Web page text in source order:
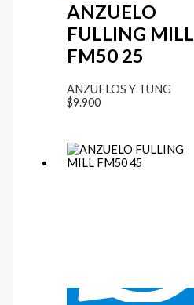
ANZUELO
FULLING MILL
FM50 25
ANZUELOS Y TUNG
$9.900